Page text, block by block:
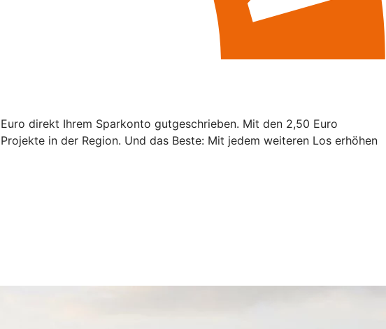
direkt Ihrem Sparkonto gutgeschrieben. Mit den 2,50 Euro
in der Region. Und das Beste: Mit jedem weiteren Los erhöhen